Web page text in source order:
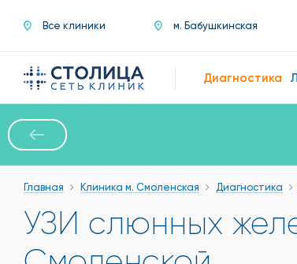
Все клиники м. Бабушкинская
Диагностика
Главная Клиника м. Смоленская Диагностика
УЗИ слюнных